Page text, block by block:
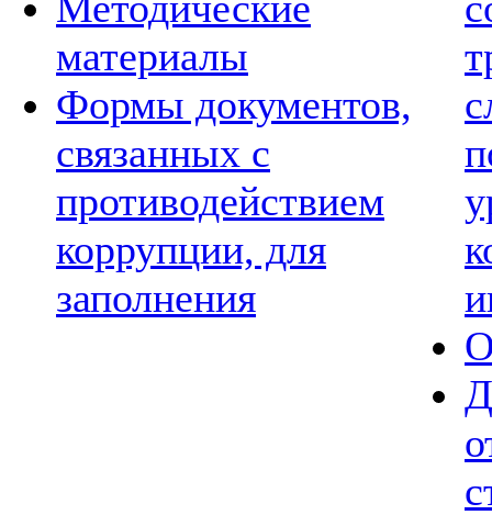
материалы
Формы документов,
связанных с
противодействием
коррупции, для
заполнения